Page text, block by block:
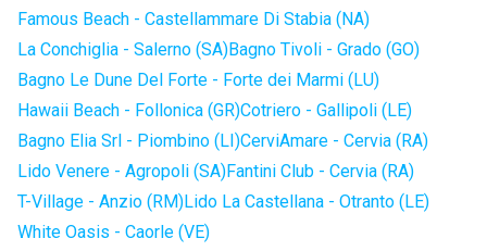
Famous Beach - Castellammare Di Stabia (NA)
La Conchiglia - Salerno (SA)Bagno Tivoli - Grado (GO)
Bagno Le Dune Del Forte - Forte dei Marmi (LU)
Hawaii Beach - Follonica (GR)Cotriero - Gallipoli (LE)
Bagno Elia Srl - Piombino (LI)CerviAmare - Cervia (RA)
Lido Venere - Agropoli (SA)Fantini Club - Cervia (RA)
T-Village - Anzio (RM)Lido La Castellana - Otranto (LE)
White Oasis - Caorle (VE)